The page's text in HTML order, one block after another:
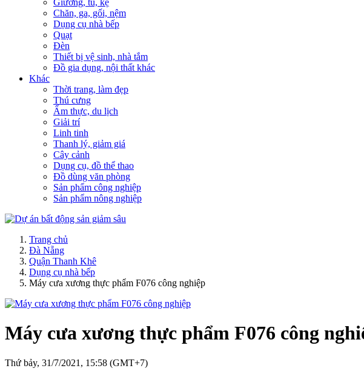
Giường, tủ, kệ
Chăn, ga, gối, nệm
Dụng cụ nhà bếp
Quạt
Đèn
Thiết bị vệ sinh, nhà tắm
Đồ gia dụng, nội thất khác
Khác
Thời trang, làm đẹp
Thú cưng
Ẩm thực, du lịch
Giải trí
Linh tinh
Thanh lý, giảm giá
Cây cảnh
Dụng cụ, đồ thể thao
Đồ dùng văn phòng
Sản phẩm công nghiệp
Sản phẩm nông nghiệp
Trang chủ
Đà Nẵng
Quận Thanh Khê
Dụng cụ nhà bếp
Máy cưa xương thực phẩm F076 công nghiệp
Máy cưa xương thực phẩm F076 công
Thứ bảy, 31/7/2021, 15:58 (GMT+7)